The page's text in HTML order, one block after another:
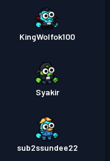
KingWolfok100
Syakir
sub2ssundee22